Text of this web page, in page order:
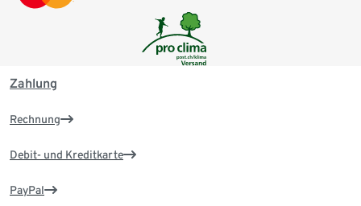
Zahlung
Rechnung
Debit- und Kreditkarte
PayPal